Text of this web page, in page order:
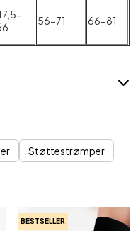
56-71 66-81
Støttestrømper
BESTSELLER